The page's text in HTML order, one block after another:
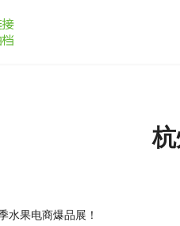
水果电商爆品展！